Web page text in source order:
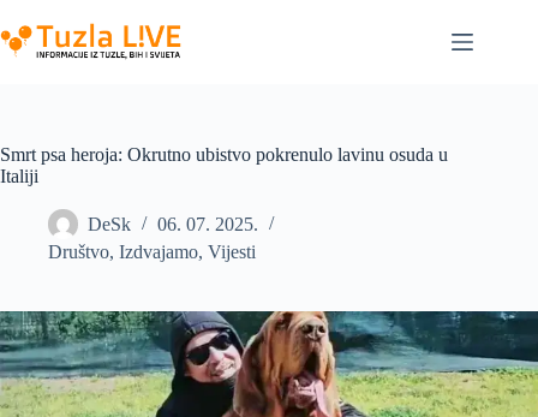
to
content
Smrt psa heroja: Okrutno ubistvo pokrenulo lavinu osuda u
Italiji
DeSk
06. 07. 2025.
Društvo, Izdvajamo, Vijesti